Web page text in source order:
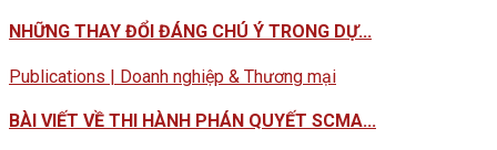
NHỮNG THAY ĐỔI ĐÁNG CHÚ Ý TRONG DỰ...
Publications | Doanh nghiệp & Thương mại
BÀI VIẾT VỀ THI HÀNH PHÁN QUYẾT SCMA...